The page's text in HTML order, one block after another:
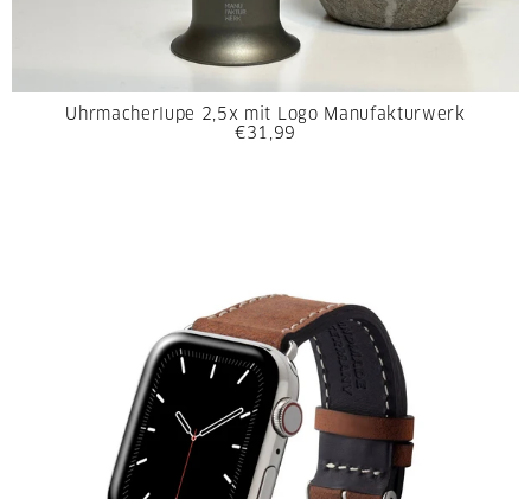
Uhrmacherlupe 2,5x mit Logo Manufakturwerk
€31,99